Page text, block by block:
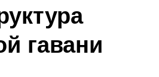
гавани